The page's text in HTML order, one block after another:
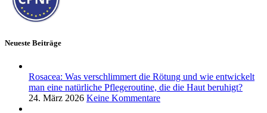
Neueste Beiträge
Rosacea: Was verschlimmert die Rötung und wie entwickelt
man eine natürliche Pflegeroutine, die die Haut beruhigt?
24. März 2026 Keine Kommentare